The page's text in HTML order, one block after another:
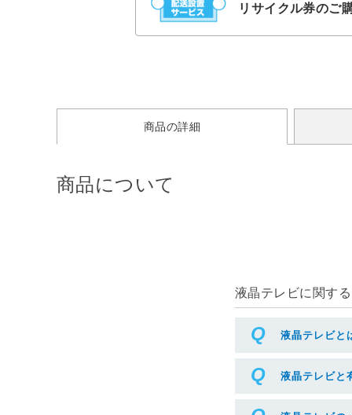
リサイクル券のご
商品の詳細
商品について
液晶テレビに関す
液晶テレビと
液晶テレビと